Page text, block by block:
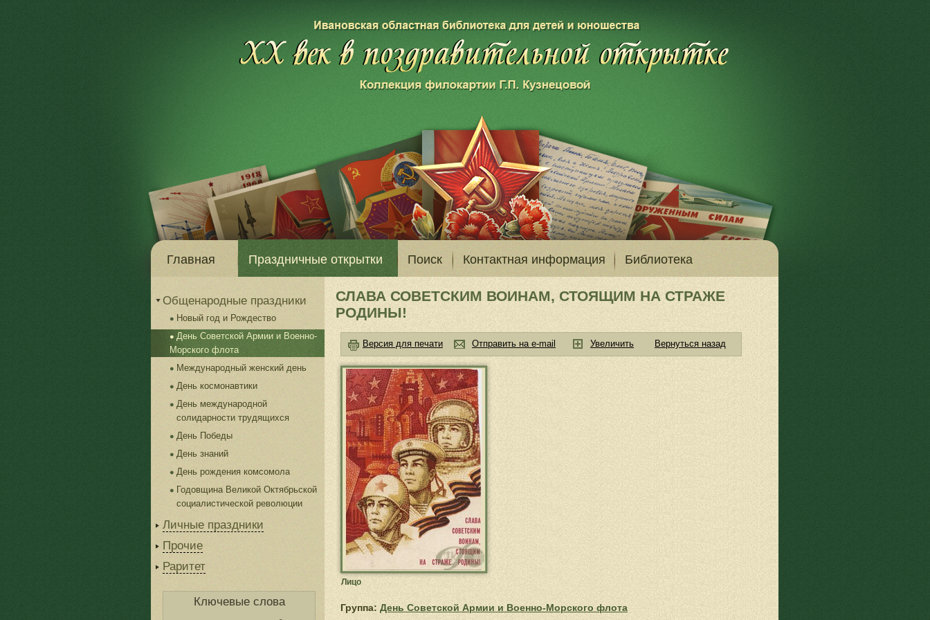
Главная Праздничные открытки Поиск Контактная информация Библиотека
Общенародные праздники
Новый год и Рождество
День Советской Армии и Военно-
Морского флота
Международный женский день
День космонавтики
День международной
солидарности трудящихся
День Победы
День знаний
День рождения комсомола
Годовщина Великой Октябрьской
социалистической революции
Личные праздники
Прочие
Раритет
Ключевые слова
СЛАВА СОВЕТСКИМ ВОИНАМ, СТОЯЩИМ НА СТРАЖЕ
РОДИНЫ!
Версия для печати Отправить на e-mail Увеличить Вернуться назад
Лицо
Группа: День Советской Армии и Военно-Морского флота